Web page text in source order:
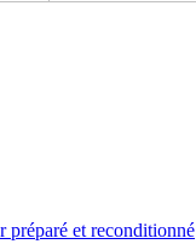
et reconditionné